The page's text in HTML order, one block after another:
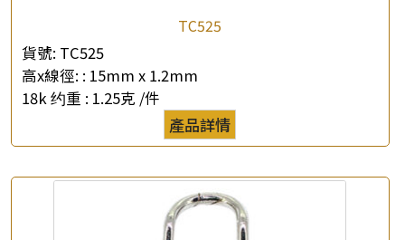
TC525
貨號: TC525
高x線徑: : 15mm x 1.2mm
18k 约重 : 1.25克 /件
產品詳情